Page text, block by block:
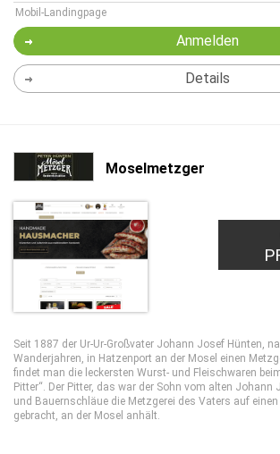
Mobil-Landingpage
Anmelden
Details
Moselmetzger
Seit 1887 der Ur-Ur-Großvater Johann Josef Hünten,
Wanderjahren, in Hatzenport an der Mosel einen
findet man die leckersten Wurst- und Fleischwaren
Pitter“. Der Pitter, das war der Sohn vom alten Johann
und Bauernschläue die Metzgerei des Vaters auf
gebracht, an der Mosel anhält.